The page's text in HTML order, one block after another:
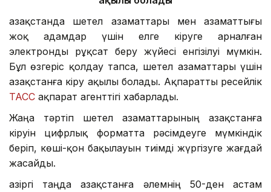
Қазақстанда шетел азаматтары мен азаматтығы
жоқ адамдар үшін елге кіруге арналған
электронды рұқсат беру жүйесі енгізілуі мүмкін.
Бұл өзгеріс қолдау тапса, шетел азаматтары үшін
Қазақстанға кіру ақылы болады. Ақпаратты ресейлік
ТАСС ақпарат агенттігі хабарлады.
Жаңа тәртіп шетел азаматтарының Қазақстанға
кіруін цифрлық форматта рәсімдеуге мүмкіндік
беріп, көші-қон бақылауын тиімді жүргізуге жағдай
жасайды.
Қазіргі таңда Қазақстанға әлемнің 50-ден астам